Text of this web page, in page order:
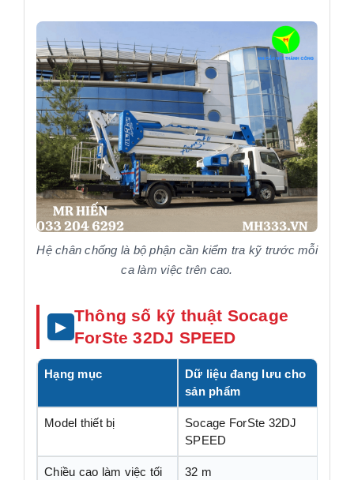
Hệ chân chống là bộ phận cần kiểm tra kỹ trước mỗi
ca làm việc trên cao.
Thông số kỹ thuật Socage
ForSte 32DJ SPEED
Hạng mục
Dữ liệu đang lưu cho
sản phẩm
Model thiết bị
Socage ForSte 32DJ
SPEED
Chiều cao làm việc tối
32 m